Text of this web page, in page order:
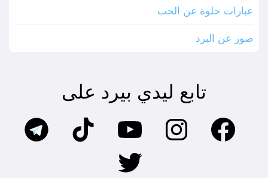
عبارات حلوة عن الحب
صور عن البرد
تابع ليدي بيرد على